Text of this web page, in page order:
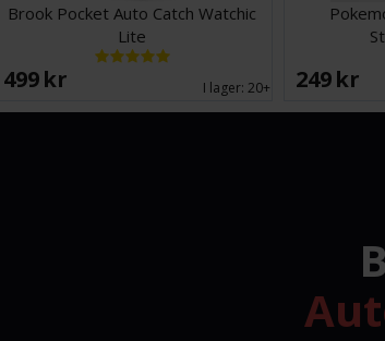
Brook Pocket Auto Catch Watchic
Lite
499 SEK I lager: 20+ 249 SEK